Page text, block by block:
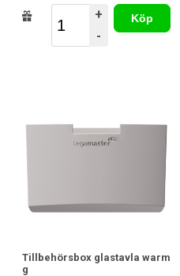
+
-
Köp
Tillbehörsbox glastavla warm
g